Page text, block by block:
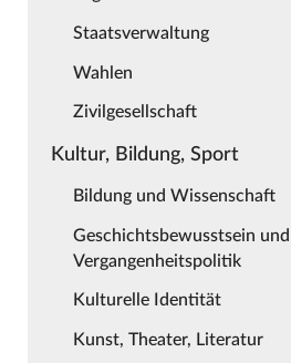
Staatsverwaltung
Wahlen
Zivilgesellschaft
Kultur, Bildung, Sport
Bildung und Wissenschaft
Geschichtsbewusstsein und
Vergangenheitspolitik
Kulturelle Identität
Kunst, Theater, Literatur